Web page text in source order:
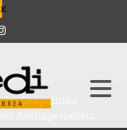
Geopolitika